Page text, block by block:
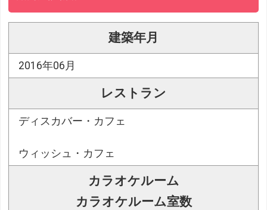
建築年月
2016年06月
レストラン
ディスカバー・カフェ
ウィッシュ・カフェ
カラオケルーム
カラオケルーム室数